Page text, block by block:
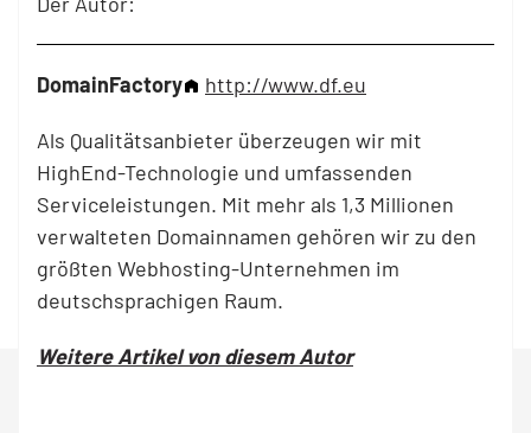
DomainFactory http://www.df.eu
Als Qualitätsanbieter überzeugen wir mit
HighEnd-Technologie und umfassenden
Serviceleistungen. Mit mehr als 1,3 Millionen
verwalteten Domainnamen gehören wir zu den
größten Webhosting-Unternehmen im
deutschsprachigen Raum.
Weitere Artikel von diesem Autor